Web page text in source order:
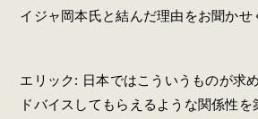
イジャ岡本氏と結んだ理由をお聞かせ
エリック: 日本ではこういうものが求
ドバイスしてもらえるような関係性